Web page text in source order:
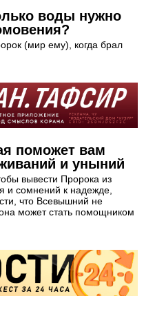
воды нужно
(мир ему), когда брал
поможет вам
и уныний
вывести Пророка из
и сомнений к надежде,
что Всевышний не
может стать помощником